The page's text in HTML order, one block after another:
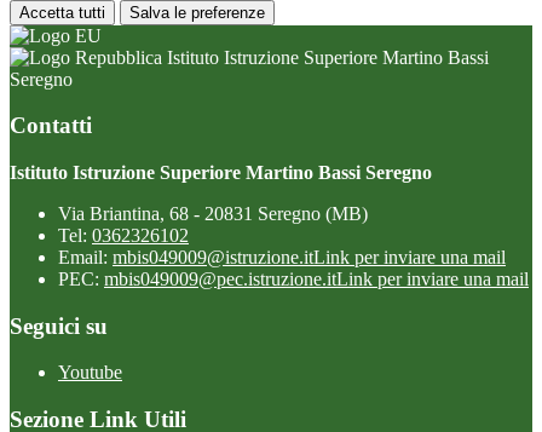
Accetta tutti Salva le preferenze
Istituto Istruzione Superiore Martino Bassi
Seregno
Contatti
Istituto Istruzione Superiore Martino Bassi Seregno
Via Briantina, 68 - 20831 Seregno (MB)
Tel: 0362326102
Email: mbis049009@istruzione.itLink per inviare una mail
PEC: mbis049009@pec.istruzione.itLink per inviare una mail
Seguici su
Youtube
Sezione Link Utili